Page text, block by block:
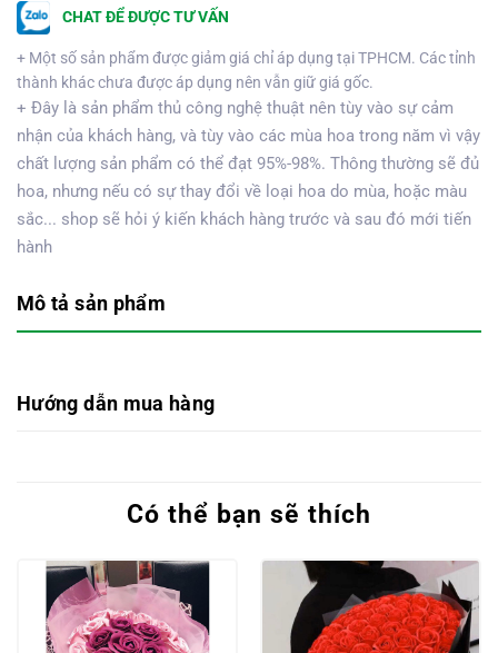
CHAT ĐỂ ĐƯỢC TƯ VẤN
+ Một số sản phẩm được giảm giá chỉ áp dụng tại TPHCM. Các tỉnh
thành khác chưa được áp dụng nên vẫn giữ giá gốc.
+ Đây là sản phẩm thủ công nghệ thuật nên tùy vào sự cảm
nhận của khách hàng, và tùy vào các mùa hoa trong năm vì vậy
chất lượng sản phẩm có thể đạt 95%-98%. Thông thường sẽ đủ
hoa, nhưng nếu có sự thay đổi về loại hoa do mùa, hoặc màu
sắc... shop sẽ hỏi ý kiến khách hàng trước và sau đó mới tiến
hành
Mô tả sản phẩm
Hướng dẫn mua hàng
Có thể bạn sẽ thích